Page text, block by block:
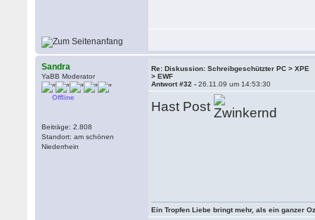
Sandra
YaBB Moderator
Offline
Beiträge: 2.808
Standort: am schönen
Niederrhein
Re: Diskussion: Schreibgeschützter PC > XPE
> EWF
Antwort #32 -26.11.09 um 14:53:30
Hast Post
Ein Tropfen Liebe bringt mehr, als ein ganzer